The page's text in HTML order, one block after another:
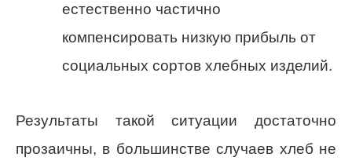
естественно частично
компенсировать низкую прибыль от
социальных сортов хлебных изделий.
Результаты такой ситуации достаточно
прозаичны, в большинстве случаев хлеб не